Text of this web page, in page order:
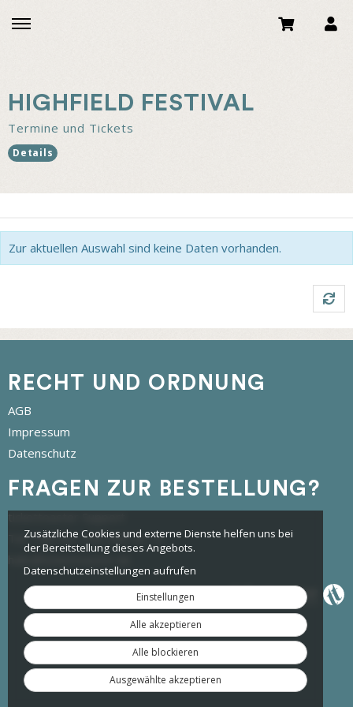
HIGHFIELD FESTIVAL
Termine und Tickets
Details
Zur aktuellen Auswahl sind keine Daten vorhanden.
RECHT UND ORDNUNG
AGB
Impressum
Datenschutz
FRAGEN ZUR BESTELLUNG?
Tel.: +49 561 350 296 28 - 0
hallo@tickettoaster.de
Zusätzliche Cookies und externe Dienste helfen uns bei
der Bereitstellung dieses Angebots.
Datenschutzeinstellungen aufrufen
Einstellungen
Alle akzeptieren
Alle blockieren
Ausgewählte akzeptieren